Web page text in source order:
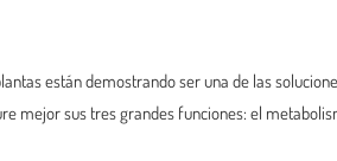
están demostrando ser una de las
mejor sus tres grandes funciones: el